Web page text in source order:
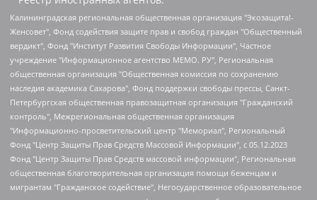
Калининградская региональная общественная организация "Экозащита!-Женсовет", Фонд содействия защите прав и свобод граждан "Общественный вердикт", Фонд "Институт Развития Свободы Информации", Частное учреждение "Информационное агентство МЕМО. РУ", Региональная общественная организация "Общественная комиссия по сохранению наследия академика Сахарова", Фонд поддержки свободы прессы, Санкт-Петербургская общественная правозащитная организация "Гражданский контроль", Межрегиональная общественная организация "Информационно-просветительский центр "Мемориал", Региональный Фонд "Центр Защиты Прав Средств Массовой Информации", с 05.12.2023 Фонд "Центр Защиты Прав Средств массовой информации", Региональная общественная благотворительная организация помощи беженцам и мигрантам "Гражданское содействие", Негосударственное образовательное учреждение дополнительного профессионального образования (повышение квалификации) специалистов "АКАДЕМИЯ ПО ПРАВАМ ЧЕЛОВЕКА", Свердловская региональная общественная организация "Сутяжник", Автономная некоммерческая организация "Центр независимых социологических исследований", Союз общественных объединений "Российский исследовательский центр по правам человека", Региональное общественное учреждение научно-информационный центр "МЕМОРИАЛ", Некоммерческая организация "Фонд защиты гласности", Автономная некоммерческая организация "Институт прав человека", Городская общественная организация "Екатеринбургское общество "МЕМОРИАЛ", Городская общественная организация "Рязанское историко-просветительское и правозащитное общество "Мемориал" (Рязанский Мемориал), Челябинский региональный орган общественной самодеятельности – женское общественное объединение "Женщины Евразии", Челябинский региональный орган общественной самодеятельности "Уральская правозащитная группа", Фонд содействия защите здоровья и социальной справедливости имени Андрея Рылькова, Автономная Некоммерческая Организация "Аналитический Центр Юрия Левады", Автономная некоммерческая организация социальной поддержки населения "Проект Апрель", Региональная общественная организация помощи женщинам и детям, находящимся в кризисной ситуации "Информационно-методический центр "Анна", Фонд содействия развитию массовых коммуникаций и правовому просвещению "Так-так-Так", Фонд содействия устойчивому развитию "Серебряная тайга", Свердловский региональный общественный фонд социальных проектов "Новое время", "Idel.Реалии", Кавказ.Реалии, Крым.Реалии, Телеканал Настоящее Время, Татаро-башкирская служба Радио Свобода (Azatliq Radiosi), Радио Свободная Европа/Радио Свобода (PCE/PC), "Сибирь.Реалии", "Фактограф", Благотворительный фонд помощи осужденным и их семьям, Автономная некоммерческая организация "Институт глобализации и социальных движений", Фонд "В защиту прав заключенных", Частное учреждение "Центр поддержки и содействия развитию средств массовой информации", Пензенский региональный общественный благотворительный фонд "Гражданский союз", "Север.Реалии", Некоммерческая организация Фонд "Правовая инициатива", Общество с ограниченной ответственностью "Радио Свободная Европа/Радио Свобода", Чешское информационное агентство "MEDIUM-ORIENT", Красноярская региональная общественная организация "Мы против СПИДа", Камалягин Денис Николаевич, Маркелов Сергей Евгеньевич, Пономарев Лев Александрович, Савицкая Людмила Алексеевна, Автономная некоммерческая организация "Центр по работе с проблемой насилия "НАСИЛИЮ.НЕТ", Межрегиональный профессиональный союз работников здравоохранения "Альянс врачей", Юридическое лицо, зарегистрированное в Латвийской Республике, SIA "Medusa Project" (регистрационный номер 40103797863, дата регистрации 10.06.2014), Некоммерческая организация "Фонд по борьбе с коррупцией", Автономная некоммерческая организация "Институт права и публичной политики", Баданин Роман Сергеевич, Гликин Максим Александрович, Железнова Мария Михайловна, Лукьянова Юлия Сергеевна, Маетная Елизавета Витальевна, Маняхин Петр Борисович, Чуракова Ольга Владимировна, Ярош Юлия Петровна, Юридическое лицо "The Insider SIA", зарегистрированное в Риге, Латвийская Республика (дата регистрации 26.06.2015), являющееся администратором доменного имени интернет-издания "The Insider SIA", https://theins.ru, Постернак Алексей Евгеньевич, Рубин Михаил Аркадьевич, Анин Роман Александрович, Юридическое лицо Istories fonds, зарегистрированное в Латвийской Республике (регистрационный номер 50008295751, дата регистрации 24.02.2020), Великовский Дмитрий Александрович, Долинина Ирина Николаевна, Мароховская Алеся Алексеевна, Шлейнов Роман Юрьевич, Шмагун Олеся Валентиновна, Общество с ограниченной ответственностью "Альтаир 2021", Общество с ограниченной ответственностью "Вега 2021", Общество с ограниченной ответственностью "Главный редактор 2021", Общество с ограниченной ответственностью "Ромашки монолит", Важенков Артем Валерьевич, Ивановская областная общественная организация "Центр гендерных исследований", Гурман Юрий Альбертович, Медиапроект "ОВД-Инфо", Егоров Владимир Владимирович, Жилинский Владимир Александрович, Общество с ограниченной ответственностью "ЗП", Иванова София Юрьевна, Карезина Инна Павловна, Кильтау Екатерина Викторовна, Петров Алексей Викторович, Пискунов Сергей Евгеньевич, Смирнов Сергей Сергеевич, Тихонов Михаил Сергеевич, Общество с ограниченной ответственностью "ЖУРНАЛИСТ-ИНОСТРАННЫЙ АГЕНТ", Арапова Галина Юрьевна, Вольтская Татьяна Анатольевна, Американская компания "Mason G.E.S. Anonymous Foundation" (США), являющаяся владельцем интернет-издания https://mnews.world/, Компания "Stichting Bellingcat", зарегистрированная в Нидерландах (дата регистрации 11.07.2018), Захаров Андрей Вячеславович, Клепиковская Екатерина Дмитриевна, Общество с ограниченной ответственностью "МЕМО", Перл Роман Александрович, Симонов Евгений Алексеевич, Соловьева Елена Анатольевна, Сотников Даниил Владимирович, Сурначева Елизавета Дмитриевна, Автономная некоммерческая организация по защите прав человека и информированию населения "Якутия – Наше Мнение", Общество с ограниченной ответственностью "Москоу диджитал медиа", с 26.01.2023 Общество с ограниченной ответственностью "Чайка Белые сады", Ветошкина Валерия Валерьевна, Заговора Максим Александрович, Межрегиональное общественное движение "Российская ЛГБТ - сеть", Оленичев Максим Владимирович, Павлов Иван Юрьевич, Скворцова Елена Сергеевна, Общество с ограниченной ответственностью "Как бы инагент", Кочетков Игорь Викторович, Общество с ограниченной ответственностью "Честные выборы", Еланчик Олег Александрович, Общество с ограниченной ответственностью "Нобелевский призыв", Гималова Регина Эмилевна, Григорьев Андрей Валерьевич, Григорьева Алина Александровна, Ассоциация по содействию защите прав призывников, альтернативнослужащих и военнослужащих "Правозащитная группа "Гражданин.Армия.Право", Хисамова Регина Фаритовна, Автономная некоммерческая организация по реализации социально-правовых программ "Лилит", Дальневосточное общественное движение "Маяк", Санкт-Петербургская ЛГБТ-инициативная группа "Выход", Инициативная группа ЛГБТ+ "Реверс", Алексеев Андрей Викторович, Бекбулатова Таисия Львовна, Беляев Иван Михайлович, Владыкина Елена Сергеевна, Гельман Марат Александрович, Никульшина Вероника Юрьевна, Толоконникова Надежда Андреевна, Шендерович Виктор Анатольевич, Общество с ограниченной ответственностью "Данное сообщение", Общество с ограниченной ответственностью Издательский дом "Новая глава", Айнбиндер Александра Александровна, Московский комьюнити-центр для ЛГБТ+инициатив, Благотворительный фонд развития филантропии, Deutsche Welle (Германия, Kurt-Schumacher-Strasse 3, 53113 Bonn), Борзунова Мария Михайловна, Воробьев Виктор Викторович, Голубева Анна Львовна, Константинова Алла Михайловна, Малкова Ирина Владимировна, Мурадов Мурад Абдулгалимович, Осетинская Елизавета Николаевна, Понасенков Евгений Николаевич, Ганапольский Матвей Юрьевич, Киселев Евгений Алексеевич, Борухович Ирина Григорьевна, Дремин Иван Тимофеевич, Дубровский Дмитрий Викторович, Красноярская региональная общественная организация поддержки и развития альтернативных образовательных технологий и межкультурных коммуникаций "ИНТЕРРА", Маяковская Екатерина Алексеевна, Фейгин Марк Захарович, Филимонов Андрей Викторович, Дзугкоева Регина Николаевна, Доброхотов Роман Александрович, Дудь Юрий Александрович, Елкин Сергей Владимирович, Кругликов Кирилл Игоревич, Сабунаева Мария Леонидовна, Семенов Алексей Владимирович, Шаинян Карен Багратович, Шульман Екатерина Михайловна, Асафьев Артур Валерьевич, Вахштайн Виктор Семенович, Венедиктов Алексей Алексеевич, Лушникова Екатерина Евгеньевна, Волков Леонид Михайлович, Невзоров Александр Глебович, Пархоменко Сергей Борисович, Сироткин Ярослав Николаевич, Кара-Мурза Владимир Владимирович, Баранова Наталья Владимировна, Гозман Леонид Яковлевич, Кагарлицкий Борис Юльевич, Климарев Михаил Валерьевич, Милов Владимир Станиславович, Автономная некоммерческая организация Краснодарский центр современного искусства "Типография", Моргенштерн Алишер Тагирович, Соболь Любовь Эдуардовна, Общество с ограниченной ответственностью "ЛИЗА НОРМ", Каспаров Гарри Кимович, Ходорковский Михаил Борисович, Общество с ограниченной ответственностью "Апрельские тезисы", Данилович Ирина Брониславовна, Кашин Олег Владимирович, Петров Николай Владимирович, Пивоваров Алексей Владимирович, Соколов Михаил Владимирович, Цветкова Юлия Владимировна, Чичваркин Евгений Александрович, Комитет против пыток/Команда против пыток, Общество с ограниченной ответственностью "Первый научный", Общество с ограниченной ответственностью "Вертолет и ко", Белоцерковская Вероника Борисовна, Кац Максим Евгеньевич, Лазарева Татьяна Юрьевна, Шаведдинов Руслан Табризович, Яшин Илья Валерьевич, Общество с ограниченной ответственностью "Иноагент ААВ", Алешковский Дмитрий Петрович, Альбац Евгения Марковна, Быков Дмитрий Львович, Галямина Юлия Евгеньевна, Лойко Сергей Леонидович, Мартынов Кирилл Константинович, Медведев Сергей Александрович, Крашенинников Федор Геннадиевич, Гордеева Катерина Вл